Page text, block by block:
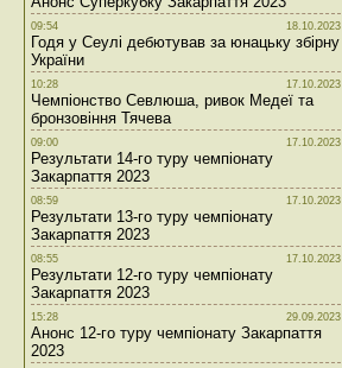
09:54 18.10.2023
Годя у Сеулі дебютував за юнацьку збірну
України
10:28 17.10.2023
Чемпіонство Севлюша, ривок Медеї та
бронзовіння Тячева
09:00 17.10.2023
Результати 14-го туру чемпіонату
Закарпаття 2023
08:59 17.10.2023
Результати 13-го туру чемпіонату
Закарпаття 2023
08:55 17.10.2023
Результати 12-го туру чемпіонату
Закарпаття 2023
15:28 29.09.2023
Анонс 12-го туру чемпіонату Закарпаття
2023